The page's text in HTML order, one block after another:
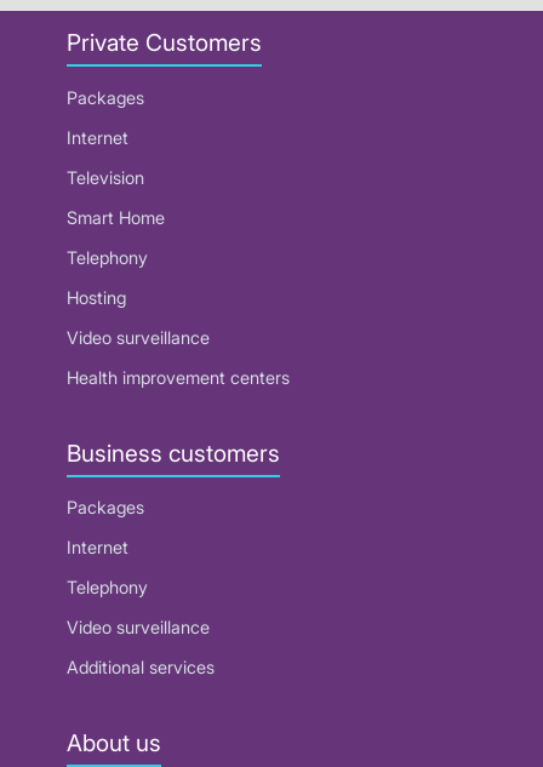
Private Customers
Packages
Internet
Television
Smart Home
Telephony
Hosting
Video surveillance
Health improvement centers
Business customers
Packages
Internet
Telephony
Video surveillance
Additional services
About us